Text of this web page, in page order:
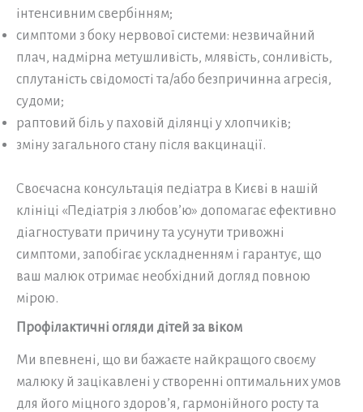
інтенсивним свербінням;
симптоми з боку нервової системи: незвичайний
плач, надмірна метушливість, млявість, сонливість,
сплутаність свідомості та/або безпричинна агресія,
судоми;
раптовий біль у паховій ділянці у хлопчиків;
зміну загального стану після вакцинації.
Своєчасна консультація педіатра в Києві в нашій
клініці «Педіатрія з любов’ю» допомагає ефективно
діагностувати причину та усунути тривожні
симптоми, запобігає ускладненням і гарантує, що
ваш малюк отримає необхідний догляд повною
мірою.
Профілактичні огляди дітей за віком
Ми впевнені, що ви бажаєте найкращого своєму
малюку й зацікавлені у створенні оптимальних умов
для його міцного здоров’я, гармонійного росту та